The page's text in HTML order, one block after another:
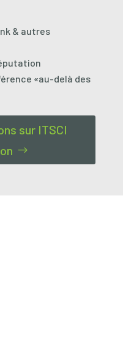
& autres
«au-delà des
sur ITSCI